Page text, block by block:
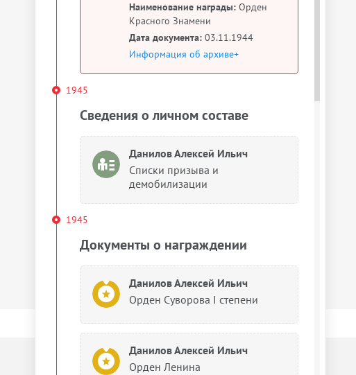
Наименование награды: Орден
Красного Знамени
Дата документа: 03.11.1944
Информация об архиве+
1945
Сведения о личном составе
Данилов Алексей Ильич
Списки призыва и
демобилизации
1945
Документы о награждении
Данилов Алексей Ильич
Орден Суворова I степени
Данилов Алексей Ильич
Орден Ленина